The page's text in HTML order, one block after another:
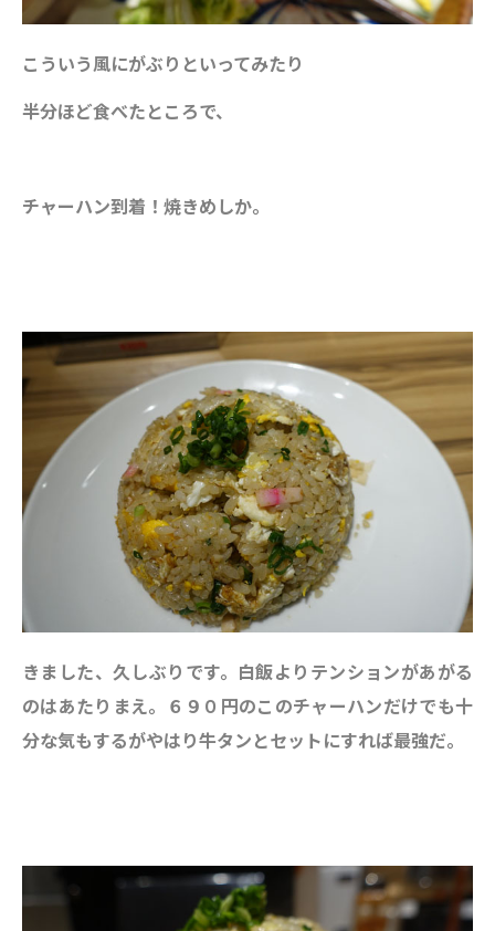
こういう風にがぶりといってみたり
半分ほど食べたところで、
チャーハン到着！焼きめしか。
きました、久しぶりです。白飯よりテンションがあがる
のはあたりまえ。６９０円のこのチャーハンだけでも十
分な気もするがやはり牛タンとセットにすれば最強だ。